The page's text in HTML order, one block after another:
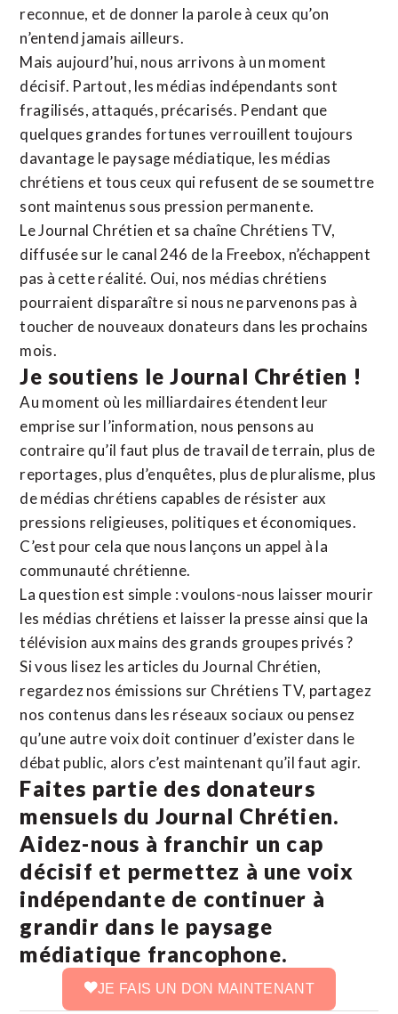
reconnue, et de donner la parole à ceux qu’on
n’entend jamais ailleurs.
Mais aujourd’hui, nous arrivons à un moment
décisif. Partout, les médias indépendants sont
fragilisés, attaqués, précarisés. Pendant que
quelques grandes fortunes verrouillent toujours
davantage le paysage médiatique, les médias
chrétiens et tous ceux qui refusent de se soumettre
sont maintenus sous pression permanente.
Le Journal Chrétien et sa chaîne Chrétiens TV,
diffusée sur le canal 246 de la Freebox, n’échappent
pas à cette réalité. Oui, nos médias chrétiens
pourraient disparaître si nous ne parvenons pas à
toucher de nouveaux donateurs dans les prochains
mois.
Je soutiens le Journal Chrétien !
Au moment où les milliardaires étendent leur
emprise sur l’information, nous pensons au
contraire qu’il faut plus de travail de terrain, plus de
reportages, plus d’enquêtes, plus de pluralisme, plus
de médias chrétiens capables de résister aux
pressions religieuses, politiques et économiques.
C’est pour cela que nous lançons un appel à la
communauté chrétienne.
La question est simple : voulons-nous laisser mourir
les médias chrétiens et laisser la presse ainsi que la
télévision aux mains des grands groupes privés ?
Si vous lisez les articles du Journal Chrétien,
regardez nos émissions sur Chrétiens TV, partagez
nos contenus dans les réseaux sociaux ou pensez
qu’une autre voix doit continuer d’exister dans le
débat public, alors c’est maintenant qu’il faut agir.
Faites partie des donateurs
mensuels du Journal Chrétien.
Aidez-nous à franchir un cap
décisif et permettez à une voix
indépendante de continuer à
grandir dans le paysage
médiatique francophone.
JE FAIS UN DON MAINTENANT